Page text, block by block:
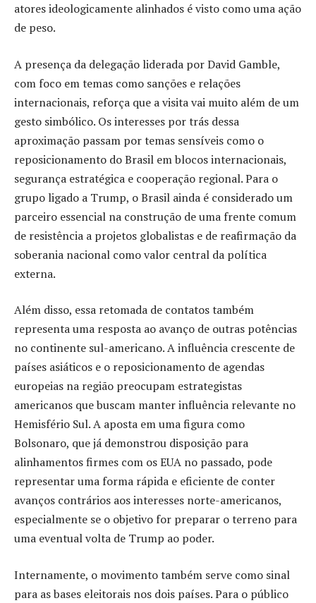
atores ideologicamente alinhados é visto como uma ação
de peso.
A presença da delegação liderada por David Gamble,
com foco em temas como sanções e relações
internacionais, reforça que a visita vai muito além de um
gesto simbólico. Os interesses por trás dessa
aproximação passam por temas sensíveis como o
reposicionamento do Brasil em blocos internacionais,
segurança estratégica e cooperação regional. Para o
grupo ligado a Trump, o Brasil ainda é considerado um
parceiro essencial na construção de uma frente comum
de resistência a projetos globalistas e de reafirmação da
soberania nacional como valor central da política
externa.
Além disso, essa retomada de contatos também
representa uma resposta ao avanço de outras potências
no continente sul-americano. A influência crescente de
países asiáticos e o reposicionamento de agendas
europeias na região preocupam estrategistas
americanos que buscam manter influência relevante no
Hemisfério Sul. A aposta em uma figura como
Bolsonaro, que já demonstrou disposição para
alinhamentos firmes com os EUA no passado, pode
representar uma forma rápida e eficiente de conter
avanços contrários aos interesses norte-americanos,
especialmente se o objetivo for preparar o terreno para
uma eventual volta de Trump ao poder.
Internamente, o movimento também serve como sinal
para as bases eleitorais nos dois países. Para o público